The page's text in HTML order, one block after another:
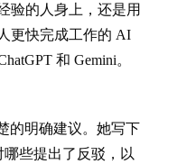
验的人身上，还是用
更快完成工作的 AI
和 Gemini。
的明确建议。她写下
些提出了反驳，以